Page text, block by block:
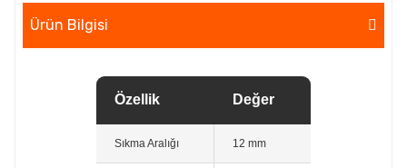
Ürün Bilgisi
Özellik Değer
Sıkma Aralığı 12 mm